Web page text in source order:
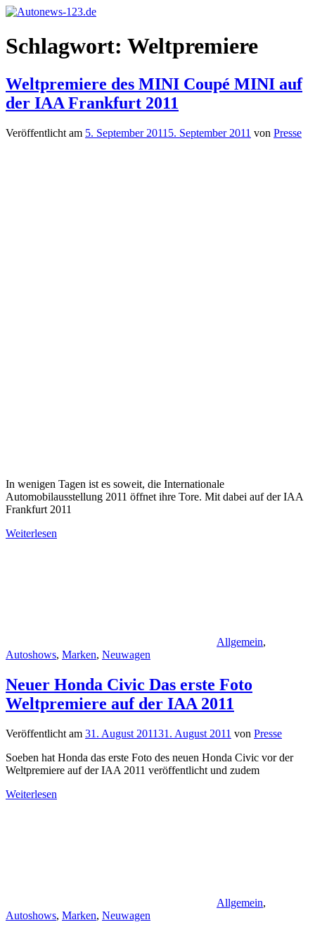
Zum
springen
Autonews-
123.de
Autonews
mit
Schlagwort: Weltpremiere
Weltpremiere des MINI Coupé MINI auf
der IAA Frankfurt 2011
Veröffentlicht am 5. September 2011 5. September 2011 von Presse
In wenigen Tagen ist es soweit, die Internationale
Automobilausstellung 2011 öffnet ihre Tore. Mit dabei auf der IAA
Frankfurt 2011
Weiterlesen
Allgemein,
Autoshows, Marken, Neuwagen
Neuer Honda Civic Das erste Foto
Weltpremiere auf der IAA 2011
Veröffentlicht am 31. August 201131. August 2011 von Presse
Soeben hat Honda das erste Foto des neuen Honda Civic vor der
Weltpremiere auf der IAA 2011 veröffentlicht und zudem
Weiterlesen
Allgemein,
Autoshows, Marken, Neuwagen